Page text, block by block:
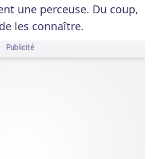
une perceuse. Du coup,
les connaître.
Publicité